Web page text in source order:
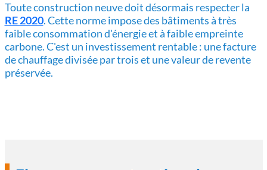
Toute construction neuve doit désormais respecter la
RE 2020. Cette norme impose des bâtiments à très
faible consommation d'énergie et à faible empreinte
carbone. C'est un investissement rentable : une facture
de chauffage divisée par trois et une valeur de revente
préservée.